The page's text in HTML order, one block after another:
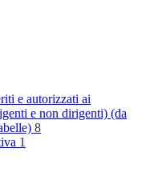
e autorizzati ai
e non dirigenti) (da
8
1